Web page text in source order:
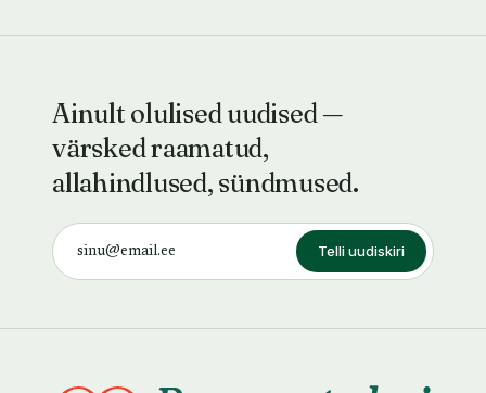
Ainult olulised uudised —
värsked raamatud,
allahindlused, sündmused.
Telli uudiskiri